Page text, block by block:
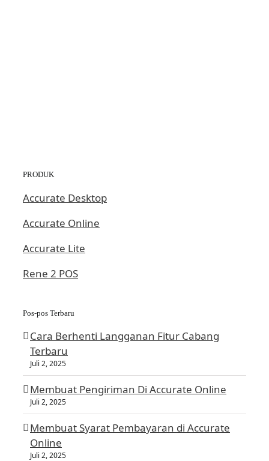
PRODUK
Accurate Desktop
Accurate Online
Accurate Lite
Rene 2 POS
Pos-pos Terbaru
Cara Berhenti Langganan Fitur Cabang
Terbaru
Juli 2, 2025
Membuat Pengiriman Di Accurate Online
Juli 2, 2025
Membuat Syarat Pembayaran di Accurate
Online
Juli 2, 2025